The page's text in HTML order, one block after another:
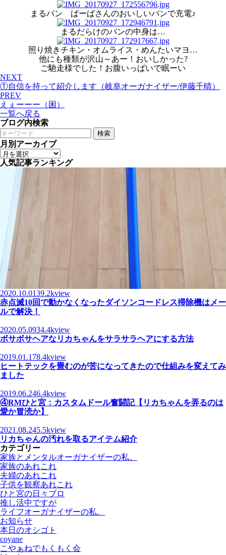
まるパン ばーばさんのおいしいパンで充電♪
まるだらけのパンの中身は…
照り焼きチキン・オムライス・めんたいマヨ…
他にも種類が沢山～あー！おいしかった?
ご馳走様でした！お腹いっぱいで眠ーい
NEXT
①自信を持って紹介します（岐阜オーガナイザー/伊藤千晴）
PREV
えぇーーー（困）
一覧へ戻る
ブログ内検索
検索
月別アーカイブ
人気記事ランキング
2020.10.0139.2kview
赤点滅10回で動かなくなったダイソンコードレス掃除機はメー
ルで解決！
2020.05.0934.4kview
ボサボサヘアなリカちゃんをサラサラヘアにする方法
2019.01.178.4kview
ヒートテックを畳むのが苦になってきたので仕組みを変えてみ
ました
2019.06.246.4kview
④RMひと宮：カスタムドール奮闘記【リカちゃんを弄るのは
愛か冒涜か】
2021.08.245.5kview
リカちゃんの汚れを取るアイテム紹介
カテゴリー
家族とメンタルオーガナイザーの私。
家族のあれこれ
夫婦のあれこれ
子供を観察あれこれ
ひと宮の日々ブロ
推し活中ですが
ライフオーガナイザーの私。
お知らせ
本日のオシゴト
coyane
こやぁねでもくもく会